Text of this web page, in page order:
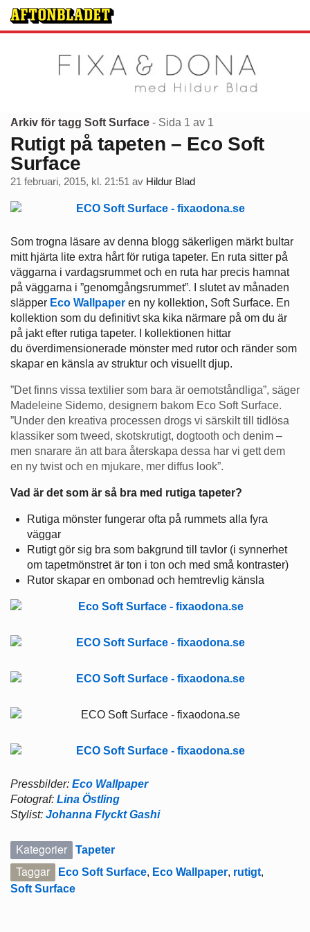
Arkiv för tagg Soft Surface - Sida 1 av 1
Rutigt på tapeten – Eco Soft
Surface
21 februari, 2015, kl. 21:51 av Hildur Blad
Som trogna läsare av denna blogg säkerligen märkt bultar
mitt hjärta lite extra hårt för rutiga tapeter. En ruta sitter på
väggarna i vardagsrummet och en ruta har precis hamnat
på väggarna i ”genomgångsrummet”. I slutet av månaden
släpper Eco Wallpaper en ny kollektion, Soft Surface. En
kollektion som du definitivt ska kika närmare på om du är
på jakt efter rutiga tapeter. I kollektionen hittar
du överdimensionerade mönster med rutor och ränder som
skapar en känsla av struktur och visuellt djup.
”Det finns vissa textilier som bara är oemotståndliga”, säger
Madeleine Sidemo, designern bakom Eco Soft Surface.
”Under den kreativa processen drogs vi särskilt till tidlösa
klassiker som tweed, skotskrutigt, dogtooth och denim –
men snarare än att bara återskapa dessa har vi gett dem
en ny twist och en mjukare, mer diffus look”.
Vad är det som är så bra med rutiga tapeter?
Rutiga mönster fungerar ofta på rummets alla fyra
väggar
Rutigt gör sig bra som bakgrund till tavlor (i synnerhet
om tapetmönstret är ton i ton och med små kontraster)
Rutor skapar en ombonad och hemtrevlig känsla
Pressbilder: Eco Wallpaper
Fotograf: Lina Östling
Stylist: Johanna Flyckt Gashi
Kategorier Tapeter
Taggar Eco Soft Surface, Eco Wallpaper, rutigt,
Soft Surface